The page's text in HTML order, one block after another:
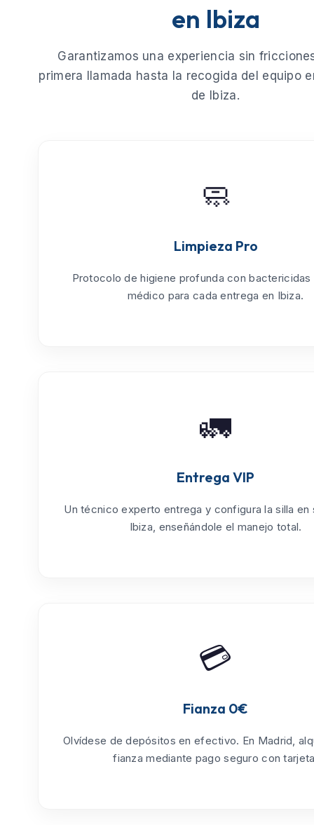
en Ibiza
Garantizamos una experiencia sin
primera llamada hasta la recogida del equipo
de
Ibiza.
🧼
Limpieza Pro
Protocolo dehigiene profunda con bactericidas
médico para cada entrega en Ibiza.
🚛
Entrega VIP
Un técnico experto entrega y configura la silla en
Ibiza, enseñándole el manejo total.
💳
Fianza 0€
Olvídese de depósitos en efectivo. En Madrid,
fianza mediante pago seguro con